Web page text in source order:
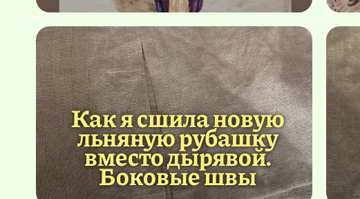
Как я сшила новую
льняную рубашку
вместо дырявой.
Боковые швы